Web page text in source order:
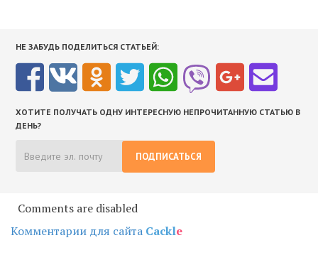
НЕ ЗАБУДЬ ПОДЕЛИТЬСЯ СТАТЬЕЙ:
ХОТИТЕ ПОЛУЧАТЬ ОДНУ ИНТЕРЕСНУЮ НЕПРОЧИТАННУЮ СТАТЬЮ В
ДЕНЬ?
ПОДПИСАТЬСЯ
Comments are disabled
Комментарии для сайта Cackle